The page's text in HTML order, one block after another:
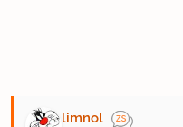
limnol